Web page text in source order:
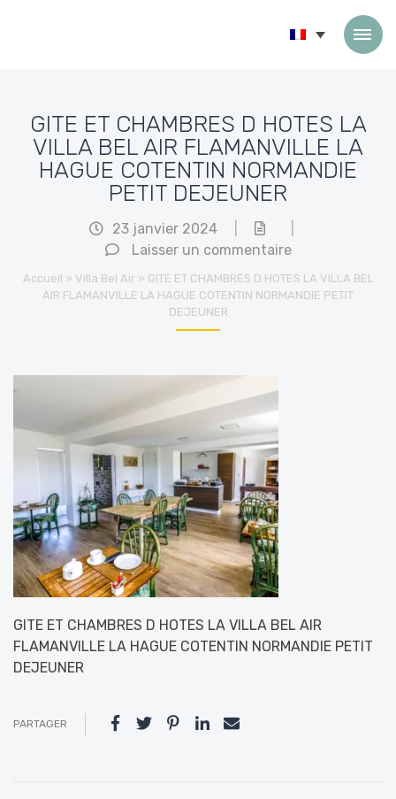
GITE ET CHAMBRES D HOTES LA
VILLA BEL AIR FLAMANVILLE LA
HAGUE COTENTIN NORMANDIE
PETIT DEJEUNER
23 janvier 2024
Laisser un commentaire
Accueil » Villa Bel Air» GITE ET CHAMBRES D HOTES LA VILLA BEL
AIR FLAMANVILLE LA HAGUE COTENTIN NORMANDIE PETIT
DEJEUNER
GITE ET CHAMBRES D HOTES LA VILLA BEL AIR
FLAMANVILLE LA HAGUE COTENTIN NORMANDIE PETIT
DEJEUNER
PARTAGER